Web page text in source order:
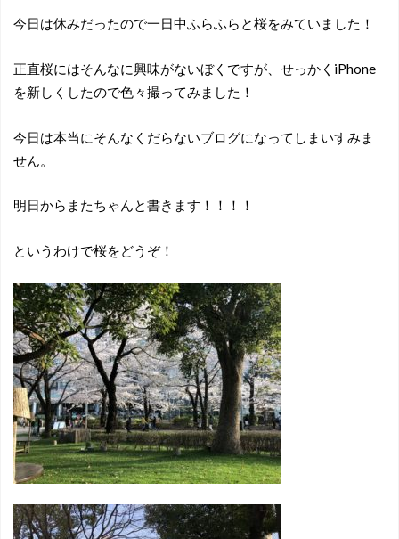
今日は休みだったので一日中ふらふらと桜をみていました！
正直桜にはそんなに興味がないぼくですが、せっかくiPhone
を新しくしたので色々撮ってみました！
今日は本当にそんなくだらないブログになってしまいすみま
せん。
明日からまたちゃんと書きます！！！！
というわけで桜をどうぞ！